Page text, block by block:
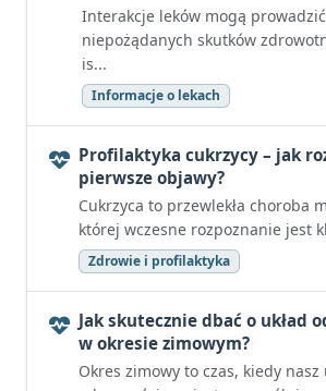
Interakcje leków mogą
niepożądanych skutków
is...
Informacje o lekach
Profilaktyka cukrzycy – jak
pierwsze objawy?
Cukrzyca to przewlekła choroba
której wczesne rozpoznanie jest
Zdrowie i profilaktyka
Jak skutecznie dbać o układ
w okresie zimowym?
Okres zimowy to czas, kiedy nasz